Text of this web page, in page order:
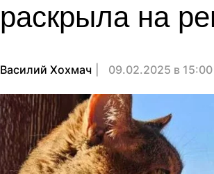
раскрыла на
Василий Хохмач 09.02.2025 в 15:00